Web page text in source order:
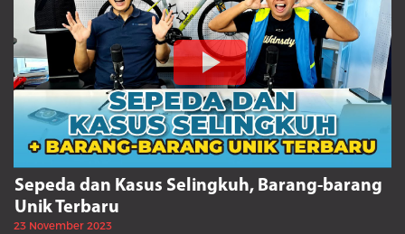
Sepeda dan Kasus Selingkuh, Barang-barang
Unik Terbaru
23 November 2023